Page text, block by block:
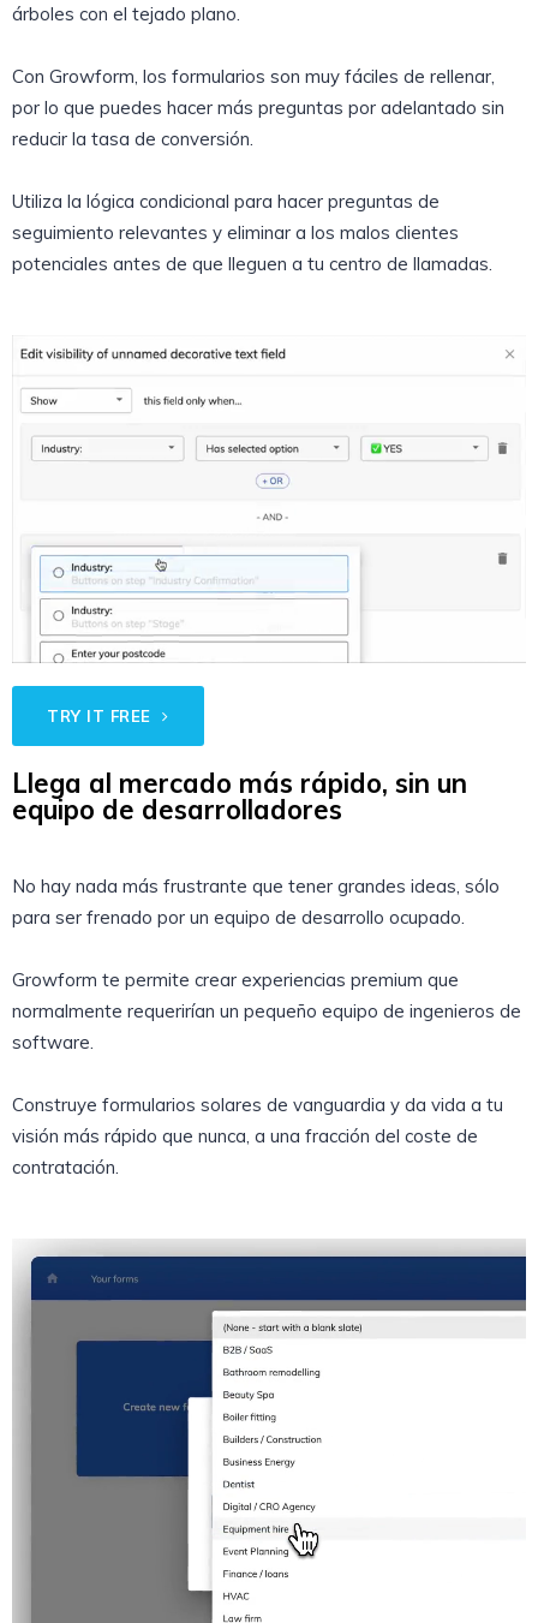
árboles con el tejado plano.
Con Growform, los formularios son muy fáciles de rellenar,
por lo que puedes hacer más preguntas por adelantado sin
reducir la tasa de conversión.
Utiliza la lógica condicional para hacer preguntas de
seguimiento relevantes y eliminar a los malos clientes
potenciales antes de que lleguen a tu centro de llamadas.
TRY IT FREE
Llega al mercado más rápido, sin un
equipo de desarrolladores
No hay nada más frustrante que tener grandes ideas, sólo
para ser frenado por un equipo de desarrollo ocupado.
Growform te permite crear experiencias premium que
normalmente requerirían un pequeño equipo de ingenieros de
software.
Construye formularios solares de vanguardia y da vida a tu
visión más rápido que nunca, a una fracción del coste de
contratación.